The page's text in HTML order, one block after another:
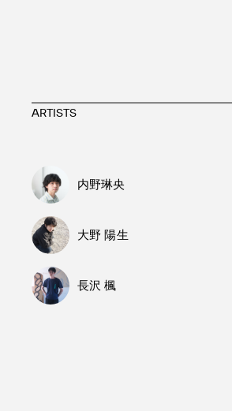
ARTISTS
内野琳央
大野 陽生
長沢 楓